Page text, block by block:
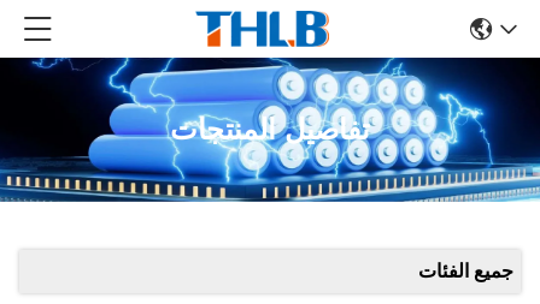
تفاصيل المنتجات
جميع الفئات